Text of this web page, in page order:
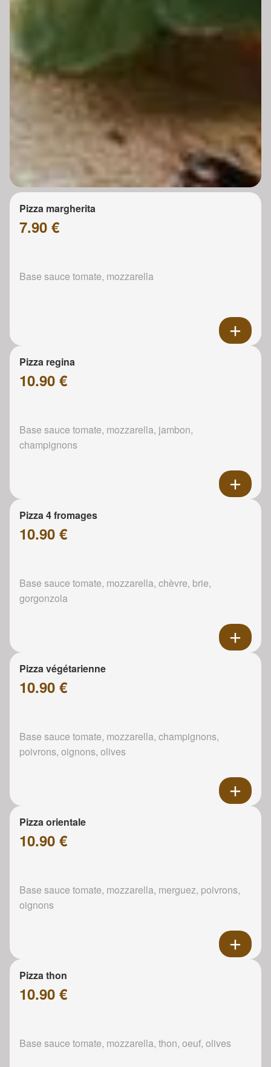
Pizza margherita
7.90 €
Base sauce tomate, mozzarella
Pizza regina
10.90 €
Base sauce tomate, mozzarella, jambon,
champignons
Pizza 4 fromages
10.90 €
Base sauce tomate, mozzarella, chèvre, brie,
gorgonzola
Pizza végétarienne
10.90 €
Base sauce tomate, mozzarella, champignons,
poivrons, oignons, olives
Pizza orientale
10.90 €
Base sauce tomate, mozzarella, merguez, poivrons,
oignons
Pizza thon
10.90 €
Base sauce tomate, mozzarella, thon, oeuf, olives